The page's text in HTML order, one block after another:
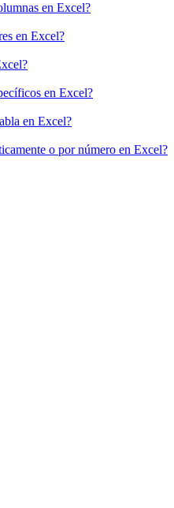
en Excel?
en Excel?
en Excel?
en Excel?
o por número en Excel?